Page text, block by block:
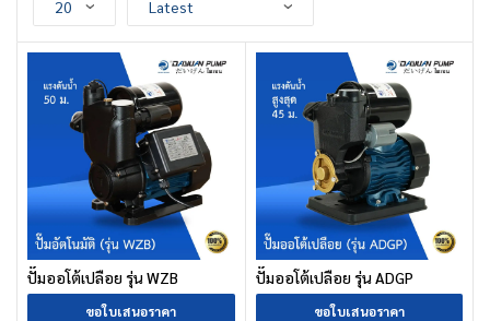
ปั๊มออโต้เปลือย รุ่น WZB
ขอใบเสนอราคา
ปั๊มออโต้เปลือย รุ่น ADGP
ขอใบเสนอราคา